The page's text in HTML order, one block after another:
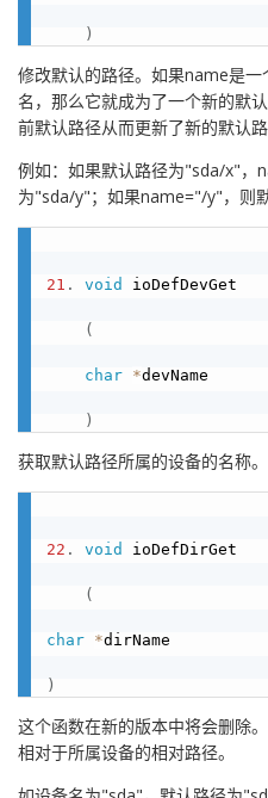
)
修改默认的路径。如果name是
名，那么它就成为了一个新的默
前默认路径从而更新了新的默认路
例如：如果默认路径为"sda/x"，
为"sda/y"；如果name="/y"，则
21 . void ioDefDevGet
(
char *devName
)
获取默认路径所属的设备的名称。
22 . void ioDefDirGet
(
char *dirName
)
这个函数在新的版本中将会删除
相对于所属设备的相对路径。